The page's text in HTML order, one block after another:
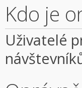
Kdo je
Uživatelé